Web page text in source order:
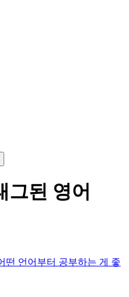
그된 영어
떤 언어부터 공부하는 게 좋